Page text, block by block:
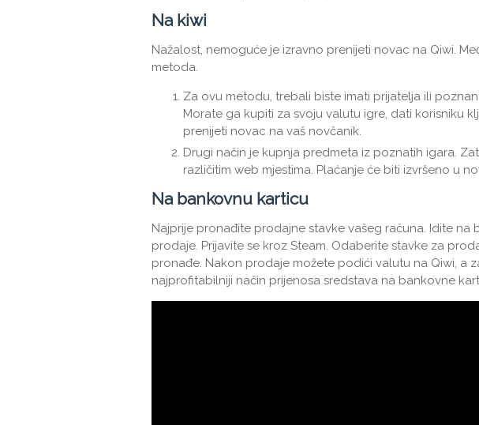
Na kiwi
Nažalost, nemoguće je izravno prenijeti novac na Qiwi.
metoda.
Za ovu metodu, trebali biste imati prijatelja ili
Morate ga kupiti za svoju valutu igre, dati korisniku
prenijeti novac na vaš novčanik.
Drugi način je kupnja predmeta iz poznatih igara.
različitim web mjestima. Plaćanje će biti izvršeno u
Na bankovnu karticu
Najprije pronađite prodajne stavke vašeg računa. Idite na
prodaje. Prijavite se kroz Steam. Odaberite stavke za
pronađe. Nakon prodaje možete podići valutu na Qiwi, a
najprofitabilniji način prijenosa sredstava na bankovne